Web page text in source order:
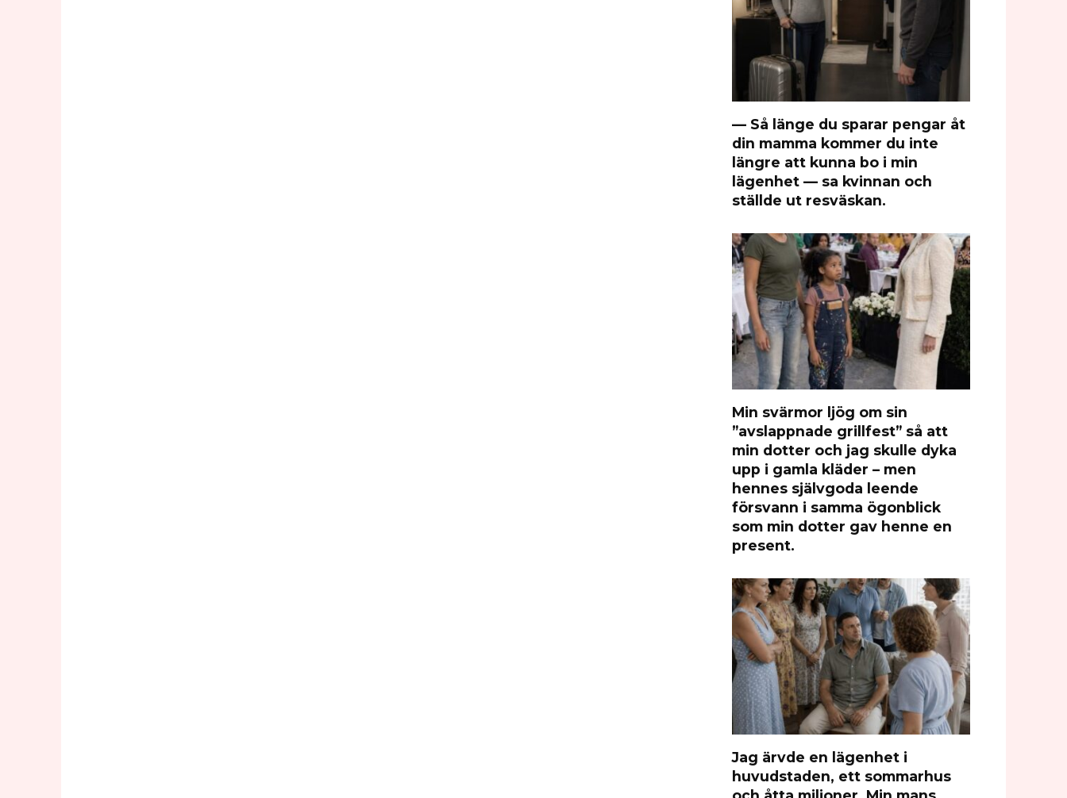
— Så länge du sparar pengar åt
din mamma kommer du inte
längre att kunna bo i min
lägenhet — sa kvinnan och
ställde ut resväskan.
Min svärmor ljög om sin
”avslappnade grillfest” så att
min dotter och jag skulle dyka
upp i gamla kläder – men
hennes självgoda leende
försvann i samma ögonblick
som min dotter gav henne en
present.
Jag ärvde en lägenhet i
huvudstaden, ett sommarhus